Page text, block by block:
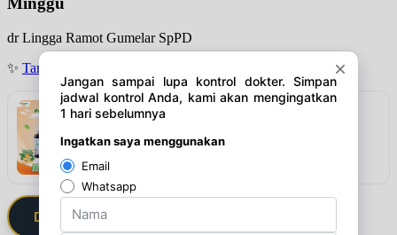
dr Lingga Ramot Gumelar SpPD
✨ Tanya jadwal (Respon Cepat)
Rekomendasi
Lihat detail & harga →
Daftarkan Saya via Member VIP